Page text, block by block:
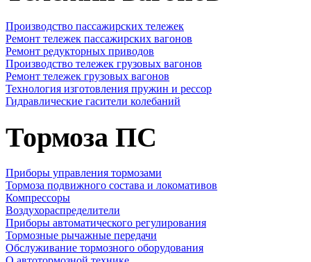
Производство пассажирских тележек
Ремонт тележек пассажирских вагонов
Ремонт редукторных приводов
Производство тележек грузовых вагонов
Ремонт тележек грузовых вагонов
Технология изготовления пружин и рессор
Гидравлические гасители колебаний
Тормоза ПС
Приборы управления тормозами
Тормоза подвижного состава и локомативов
Компрессоры
Воздухораспределители
Приборы автоматического регулирования
Тормозные рычажные передачи
Обслуживание тормозного оборудования